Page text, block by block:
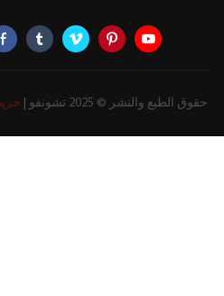
حقوق الطبع والنشر © 2025 تشونفو |